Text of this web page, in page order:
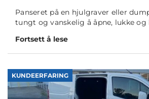
Panseret på en hjulgraver eller
tungt og vanskelig å åpne, lukke og
Fortsett å lese
KUNDEERFARING